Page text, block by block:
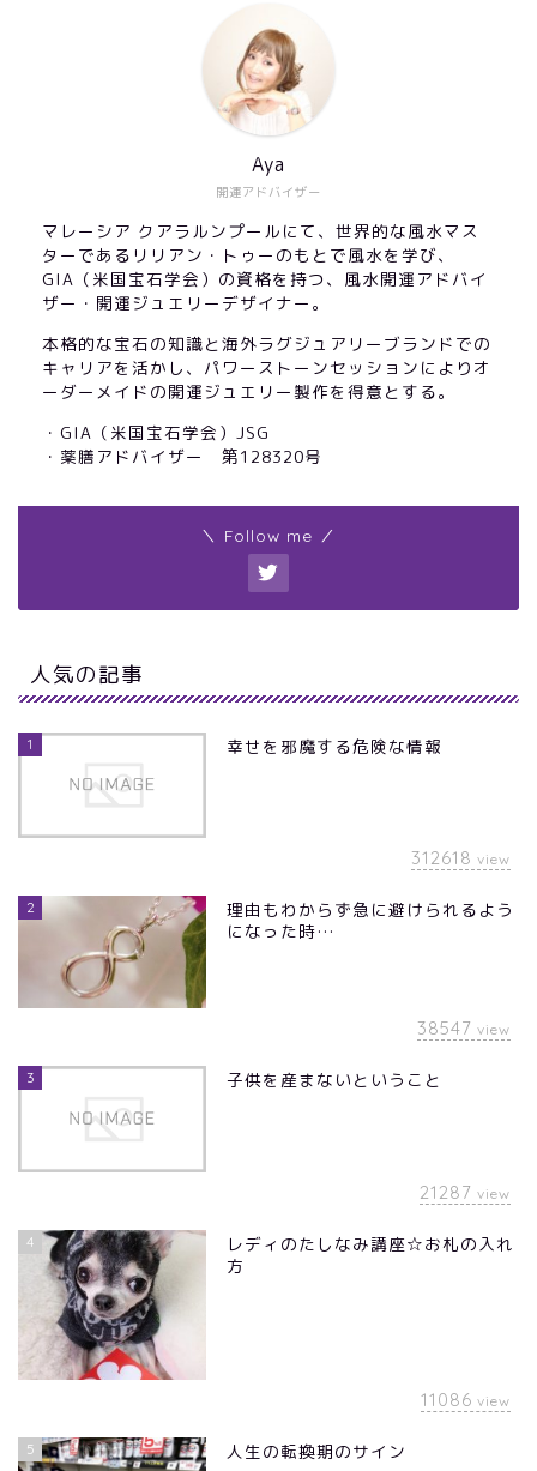
開運アドバイザー
Aya
マレーシア クアラルンプールにて、世界的な風水マス
ターであるリリアン・トゥーのもとで風水を学び、
GIA（米国宝石学会）の資格を持つ、風水開運アドバイ
ザー・開運ジュエリーデザイナー。
本格的な宝石の知識と海外ラグジュアリーブランドでの
キャリアを活かし、パワーストーンセッションによりオ
ーダーメイドの開運ジュエリー製作を得意とする。
・GIA（米国宝石学会）JSG
・薬膳アドバイザー 第128320号
＼ Follow me ／
人気の記事
1 幸せを邪魔する危険な情報
312618 view
2
理由もわからず急に避けられるよう
になった時…
38547 view
3 子供を産まないということ
21287 view
4
レディのたしなみ講座☆お札の入れ
方
11086 view
5 人生の転換期のサイン